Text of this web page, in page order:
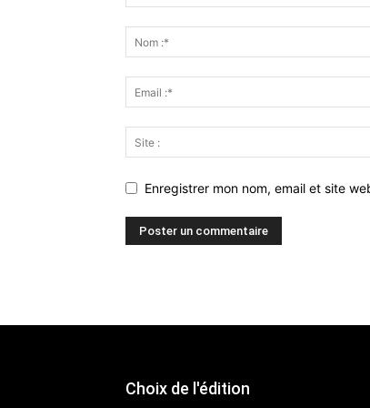
Enregistrer mon nom, email et site
Choix de l'édition